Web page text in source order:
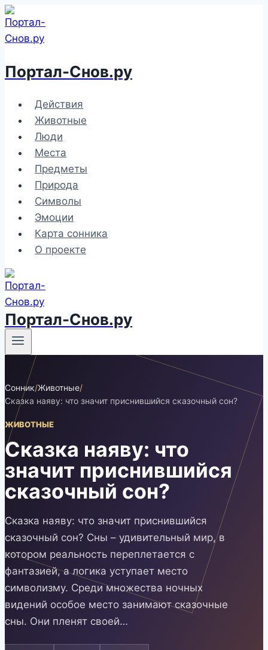
Перейти
к
содержимому
Портал-Снов.ру
Действия
Животные
Люди
Места
Предметы
Природа
Символы
Эмоции
Карта сонника
О проекте
Портал-Снов.ру
Сонник/Животные/
Сказка наяву: что значит приснившийся сказочный сон?
ЖИВОТНЫЕ
Сказка наяву: что
значит приснившийся
сказочный сон?
Сказка наяву: что значит приснившийся
сказочный сон? Сны – удивительный мир, в
котором реальность переплетается с
фантазией, а логика уступает место
символизму. Среди множества ночных
видений особое место занимают сказочные
сны. Они пленят своей…